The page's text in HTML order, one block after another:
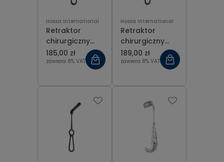
Hossa International
Retraktor
chirurgiczny
Langenbeck
czarny 55x12
185,00 zł
zawiera 8% VAT
Hossa International
Retraktor
chirurgiczny
Langenbeck
czarny 70x14
189,00 zł
zawiera 8% VAT